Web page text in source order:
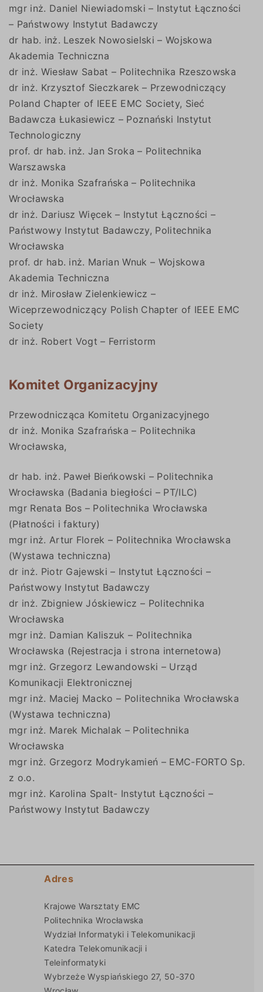
mgr inż. Daniel Niewiadomski – Instytut Łączności
– Państwowy Instytut Badawczy
dr hab. inż. Leszek Nowosielski – Wojskowa
Akademia Techniczna
dr inż. Wiesław Sabat – Politechnika Rzeszowska
dr inż. Krzysztof Sieczkarek – Przewodniczący
Poland Chapter of IEEE EMC Society, Sieć
Badawcza Łukasiewicz – Poznański Instytut
Technologiczny
prof. dr hab. inż. Jan Sroka – Politechnika
Warszawska
dr inż. Monika Szafrańska – Politechnika
Wrocławska
dr inż. Dariusz Więcek – Instytut Łączności –
Państwowy Instytut Badawczy, Politechnika
Wrocławska
prof. dr hab. inż. Marian Wnuk – Wojskowa
Akademia Techniczna
dr inż. Mirosław Zielenkiewicz –
Wiceprzewodniczący Polish Chapter of IEEE EMC
Society
dr inż. Robert Vogt – Ferristorm
Komitet Organizacyjny
Przewodnicząca Komitetu Organizacyjnego
dr inż. Monika Szafrańska – Politechnika
Wrocławska,
dr hab. inż. Paweł Bieńkowski – Politechnika
Wrocławska (Badania biegłości – PT/ILC)
mgr Renata Bos – Politechnika Wrocławska
(Płatności i faktury)
mgr inż. Artur Florek – Politechnika Wrocławska
(Wystawa techniczna)
dr inż. Piotr Gajewski – Instytut Łączności –
Państwowy Instytut Badawczy
dr inż. Zbigniew Jóskiewicz – Politechnika
Wrocławska
mgr inż. Damian Kaliszuk – Politechnika
Wrocławska (Rejestracja i strona internetowa)
mgr inż. Grzegorz Lewandowski – Urząd
Komunikacji Elektronicznej
mgr inż. Maciej Macko – Politechnika Wrocławska
(Wystawa techniczna)
mgr inż. Marek Michalak – Politechnika
Wrocławska
mgr inż. Grzegorz Modrykamień – EMC-FORTO Sp.
z o.o.
mgr inż. Karolina Spalt- Instytut Łączności –
Państwowy Instytut Badawczy
Adres
Krajowe Warsztaty EMC
Politechnika Wrocławska
Wydział Informatyki i Telekomunikacji
Katedra Telekomunikacji i
Teleinformatyki
Wybrzeże Wyspiańskiego 27, 50-370